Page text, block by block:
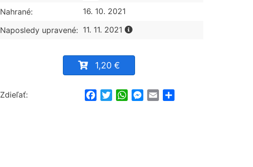
Nahrané:
16. 10. 2021
Naposledy upravené: 11. 11. 2021
1,20 €
Zdieľať: FacebookTwitterWhatsApp
Messenger
Email